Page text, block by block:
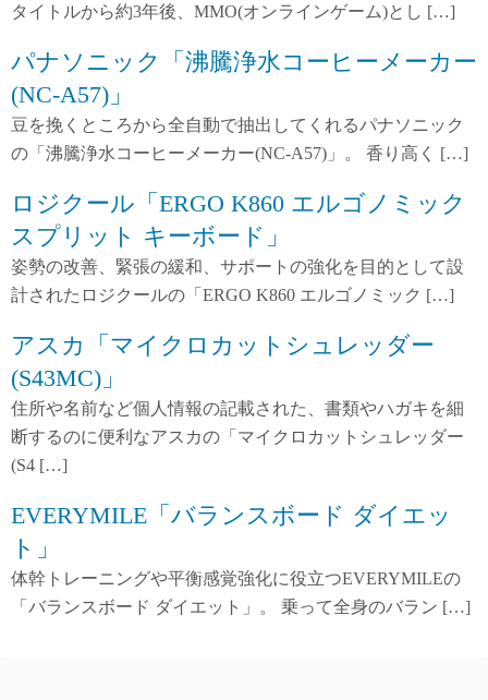
タイトルから約3年後、MMO(オンラインゲーム)とし […]
パナソニック「沸騰浄水コーヒーメーカー
(NC-A57)」
豆を挽くところから全自動で抽出してくれるパナソニック
の「沸騰浄水コーヒーメーカー(NC-A57)」。 香り高く […]
ロジクール「ERGO K860 エルゴノミック
スプリット キーボード」
姿勢の改善、緊張の緩和、サポートの強化を目的として設
計されたロジクールの「ERGO K860 エルゴノミック […]
アスカ「マイクロカットシュレッダー
(S43MC)」
住所や名前など個人情報の記載された、書類やハガキを細
断するのに便利なアスカの「マイクロカットシュレッダー
(S4 […]
EVERYMILE「バランスボード ダイエッ
ト」
体幹トレーニングや平衡感覚強化に役立つEVERYMILEの
「バランスボード ダイエット」。 乗って全身のバラン […]